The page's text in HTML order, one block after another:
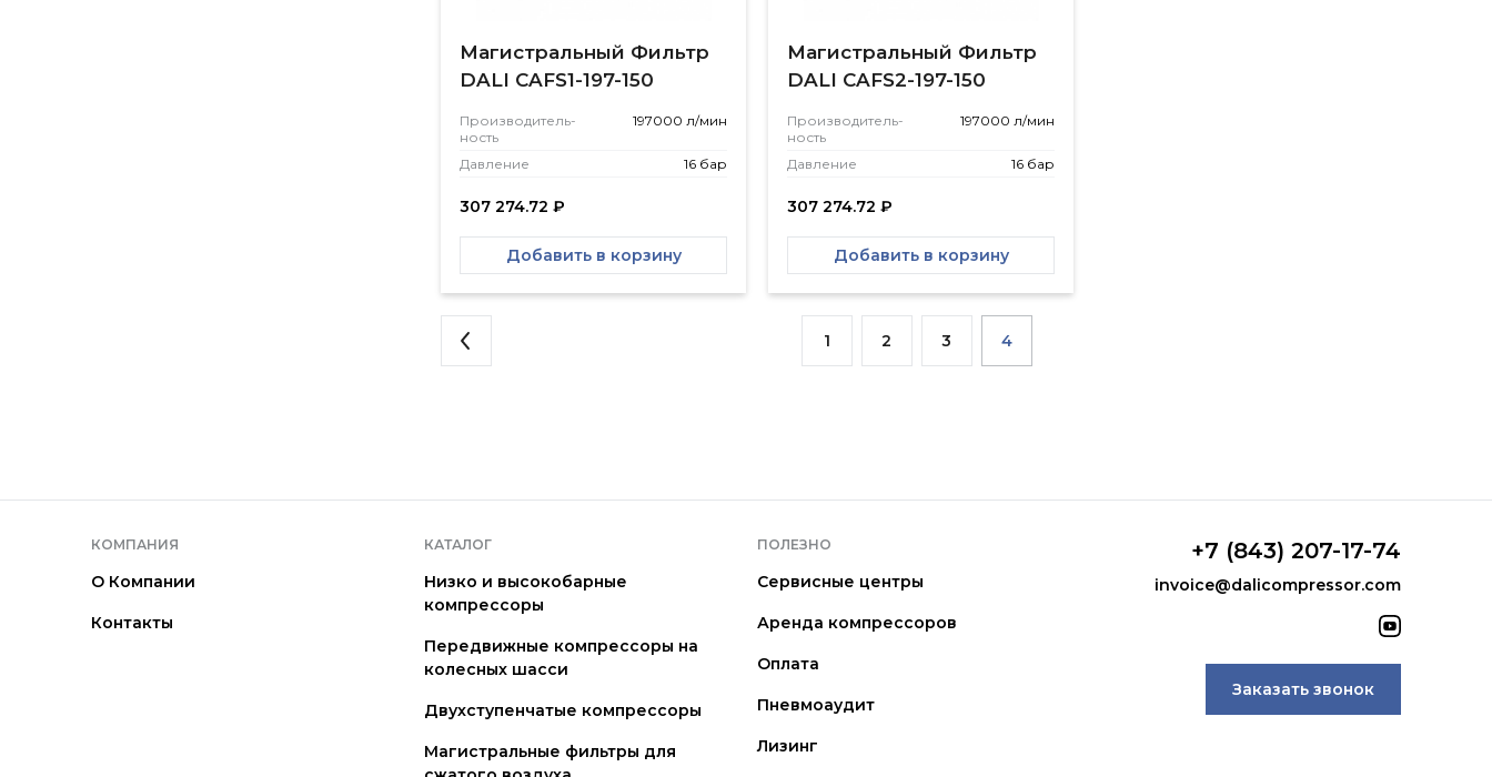
Магистральный Фильтр
DALI CAFS1-197-150
Производитель­
ность
197000 л/мин
Давление 16 бар
307 274.72 ₽
Добавить в корзину
Магистральный Фильтр
DALI CAFS2-197-150
Производитель­
ность
197000 л/мин
Давление 16 бар
307 274.72 ₽
Добавить в корзину
1 2 3 4
КОМПАНИЯ
О Компании
Контакты
КАТАЛОГ
Низко и высокобарные
компрессоры
Передвижные компрессоры на
колесных шасси
Двухступенчатые компрессоры
Магистральные фильтры для
ПОЛЕЗНО
Сервисные центры
Аренда компрессоров
Оплата
Пневмоаудит
Лизинг
+7 (843) 207-17-74
invoice@dalicompressor.com
Заказать звонок